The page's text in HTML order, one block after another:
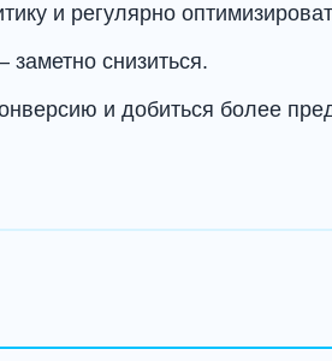
и регулярно
снизиться.
и добиться более